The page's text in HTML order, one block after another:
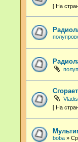
boba » Ср